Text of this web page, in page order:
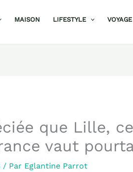
MAISON LIFESTYLE VOYAGE
que Lille,
vaut
/ Par Eglantine Parrot